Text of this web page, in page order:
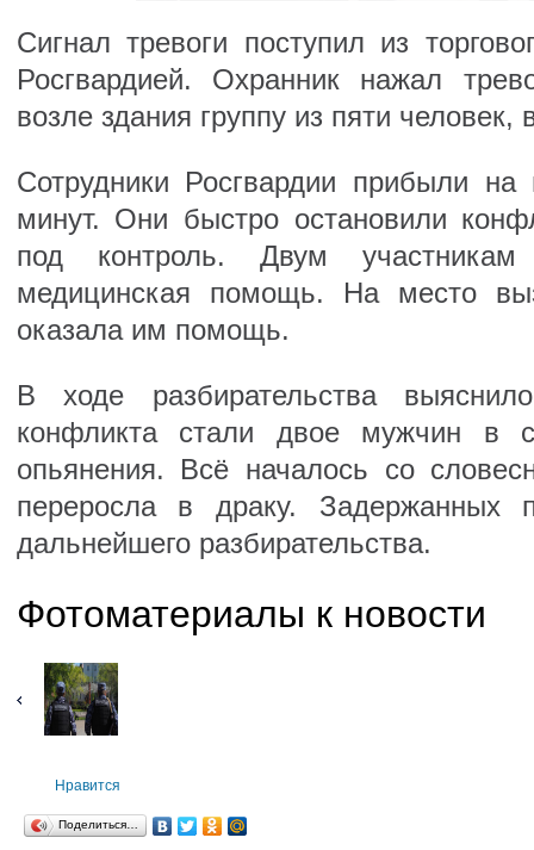
Сигнал тревоги поступил из
Росгвардией. Охранник нажал
возле здания группу из пяти человек,
Сотрудники Росгвардии прибыли на
минут. Они быстро остановили
под контроль. Двум участникам
медицинская помощь. На место
оказала им помощь.
В ходе разбирательства
конфликта стали двое мужчин в
опьянения. Всё началось со
переросла в драку. Задержанных
дальнейшего разбирательства.
Фотоматериалы к новости
Нравится
Поделиться…